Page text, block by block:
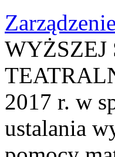
2017 r. w
ustalania